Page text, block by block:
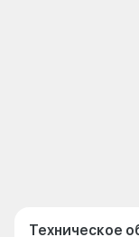
Техническое